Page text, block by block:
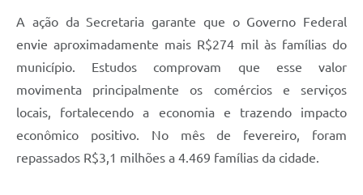
A ação da Secretaria garante que o Governo Federal
envie aproximadamente mais R$274 mil às famílias do
município. Estudos comprovam que esse valor
movimenta principalmente os comércios e serviços
locais, fortalecendo a economia e trazendo impacto
econômico positivo. No mês de fevereiro, foram
repassados R$3,1 milhões a 4.469 famílias da cidade.